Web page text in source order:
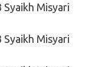
Misyari
Misyari